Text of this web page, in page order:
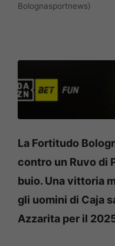
Bolognasportnews)
La Fortitudo
contro un Ruvo di
buio. Una vittoria
gli uomini di Caja
Azzarita per il